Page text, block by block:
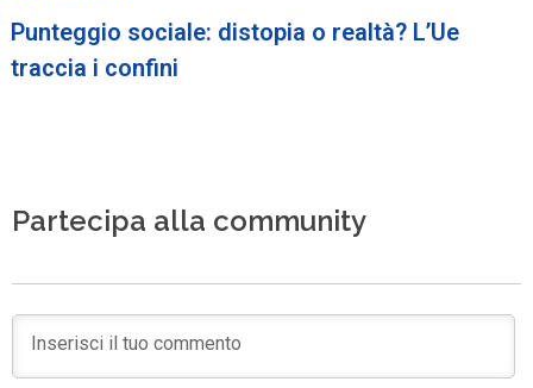
Punteggio sociale: distopia o realtà? L’Ue
traccia i confini
Partecipa alla community